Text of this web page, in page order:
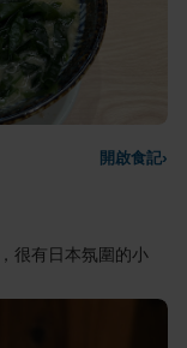
開啟食記›
很有日本氛圍的小